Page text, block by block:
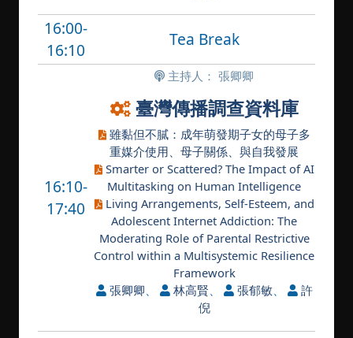
16:00-
16:10
Tea Break
16:10-
17:40
主持人： 張卿卿
臺灣傳播調查資料庫
雖黏但不膩：成年萌發期子女的母子多
重媒介使用、母子關係、與自我發展
Smarter or Scattered? The Impact of AI
Multitasking on Human Intelligence
Living Arrangements, Self-Esteem, and
Adolescent Internet Addiction: The
Moderating Role of Parental Restrictive
Control within a Multisystemic Resilience
Framework
張卿卿、 林高賢、 張郁敏、
許
倪